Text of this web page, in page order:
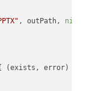
, outPath, nil
{ (exists, error) ->